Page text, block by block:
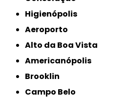
Higienópolis
Aeroporto
Alto da Boa Vista
Americanópolis
Brooklin
Campo Belo